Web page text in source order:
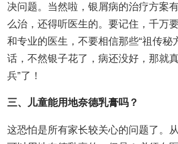
决问题。当然啦，银屑病的治疗方案
么治，还得听医生的。要记住，千万
和专业的医生，不要相信那些“祖传秘
话，不然银子花了，病还没好，那就
兵”了！
三、儿童能用地奈德乳膏吗？
这恐怕是所有家长较关心的问题了。